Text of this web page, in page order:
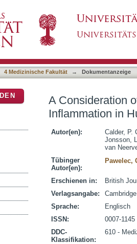
4 Medizinische Fakultät → Dokumentanzeige
A Consideration
Inflammation in
Autor(en):
Calder, P.
Jonsson,
van
Tübinger
Autor(en):
Pawelec,
Erschienen in:
British
Verlagsangabe:
Sprache:
Englisch
ISSN:
0007-1145
DDC-
Klassifikation:
610 -